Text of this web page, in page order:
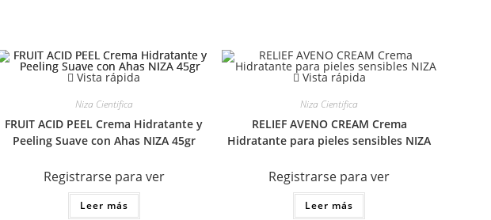
Vista rápida
Niza Cientifica
FRUIT ACID PEEL Crema Hidratante y
Peeling Suave con Ahas NIZA 45gr
Registrarse para ver
Leer más
Vista rápida
Niza Cientifica
RELIEF AVENO CREAM Crema
Hidratante para pieles sensibles NIZA
Registrarse para ver
Leer más